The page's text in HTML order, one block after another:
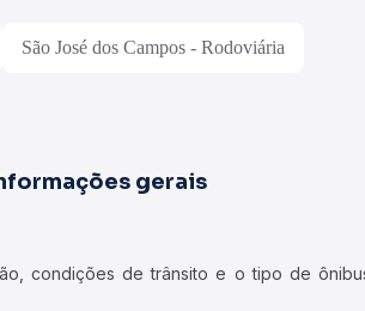
São José dos Campos - Rodoviária
gerais
condições de trânsito e o tipo de